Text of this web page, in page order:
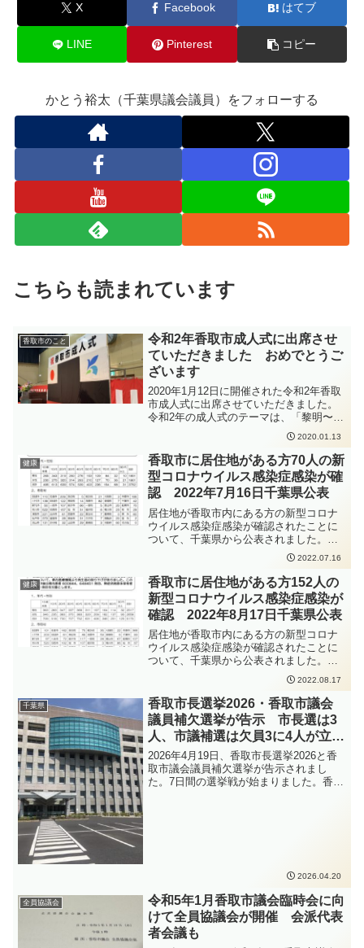
X Facebook はてブ
LINE Pinterest コピー
かとう裕太（千葉県議会議員）をフォローする
こちらも読まれています
香取市のこと
令和2年香取市成人式に出席させ
ていただきました おめでとうご
ざいます
2020年1月12日に開催された令和2年香取
市成人式に出席させていただきました。
令和2年の成人式のテーマは、「黎明〜と
もに新たな時代を〜」ということで、令
和最初の成人式ということと、成人され
たみなさんの新たなスタートにぴったり
のテーマだと思います。成人された717名
のみなさん、おめでとうございます！
2020.01.13
健康
香取市に居住地がある方70人の新
型コロナウイルス感染症感染が確
認 2022年7月16日千葉県公表
居住地が香取市内にある方の新型コロナ
ウイルス感染症感染が確認されたことに
ついて、千葉県から公表されました。新
型コロナウイルス感染症の感染拡大防止
のため、手洗いの徹底、人と人との距離
をできるだけ2m以上（最低1m以上）取
ること、会話をするときはマスクを着用
すること、密集・密接・密閉を避けるこ
となどの感染症対策をしっかりと行って
いただくよう、お願いいたします。
2022.07.16
健康
香取市に居住地がある方152人の
新型コロナウイルス感染症感染が
確認 2022年8月17日千葉県公表
居住地が香取市内にある方の新型コロナ
ウイルス感染症感染が確認されたことに
ついて、千葉県から公表されました。
https://www.pref.chiba.lg.jp/shippei/press/
2022/ncov20220817-1.html新型コロナウ
イルス感染症の感染拡大防止のため、手
洗いの徹底、人と人との距離をできるだ
け2m以上（最低1m以上）取ること、会
話をするときはマスクを着用すること、
密集・密接・密閉を避けることなどの感
染症対策をしっかりと行っていただくよ
う、お願いいたします。
2022.08.17
千葉県
香取市長選挙2026・香取市議会
議員補欠選挙が告示 市長選は3
人、市議補選は欠員3に4人が立候
補
2026年4月19日、香取市長選挙2026と香
取市議会議員補欠選挙が告示されまし
た。7日間の選挙戦が始まりました。香取
2026.04.20
全員協議会
令和5年1月香取市議会臨時会に向
けて全員協議会が開催 会派代表
者会議も